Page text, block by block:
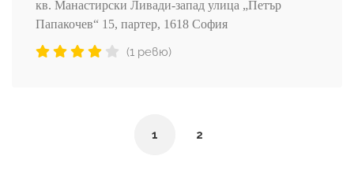
кв. Манастирски Ливади-запад улица „Петър
Папакочев“ 15, партер, 1618 София
(1 ревю)
1 2